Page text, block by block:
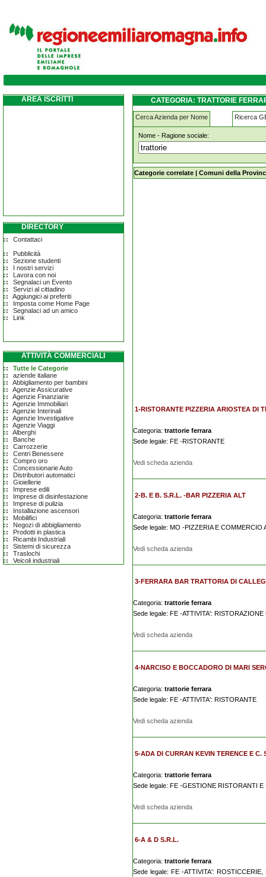
trattorie ferrara
AREA ISCRITTI
DIRECTORY
Contattaci
Pubblicità
Sezione studenti
I nostri servizi
Lavora con noi
Segnalaci un Evento
Servizi al cittadino
Aggiungici ai preferiti
Imposta come Home Page
Segnalaci ad un amico
Link
ATTIVITÀ COMMERCIALI
Tutte le Categorie
aziende italiane
Abbigliamento per bambini
Agenzie Assicurative
Agenzie Finanziarie
Agenzie Immobiliari
Agenzie Interinali
Agenzie Investigative
Agenzie Viaggi
Alberghi
Banche
Carrozzerie
Centri Benessere
Compro oro
Concessionarie Auto
Distributori automatici
Gioiellerie
Imprese edili
Imprese di disinfestazione
Imprese di pulizia
Installazione ascensori
Mobilifici
Negozi di abbigliamento
Prodotti in plastica
Ricambi Industriali
Sistemi di sicurezza
Traslochi
Veicoli industriali
CATEGORIA: TRATTORIE
Cerca Azienda per Nome Ricerca
Nome - Ragione sociale:
trattorie ferrara
Categorie correlate | Comuni della
1-RISTORANTE PIZZERIA ARIOSTEA DI
Categoria: trattorie ferrara
Sede legale: FE -RISTORANTE
Vedi scheda azienda
2-B. E B. S.R.L. -BAR PIZZERIA ALT
Categoria: trattorie ferrara
Sede legale: MO -PIZZERIA E COMMERCIO
Vedi scheda azienda
3-FERRARA BAR TRATTORIA DI
Categoria: trattorie ferrara
Sede legale: FE -ATTIVITA':
Vedi scheda azienda
4-NARCISO E BOCCADORO DI MARI
Categoria: trattorie ferrara
Sede legale: FE -ATTIVITA': RISTORANTE
Vedi scheda azienda
5-ADA DI CURRAN KEVIN TERENCE E C.
Categoria: trattorie ferrara
Sede legale: FE -GESTIONE RISTORANTI E
Vedi scheda azienda
6-A & D S.R.L.
Categoria: trattorie ferrara
Sede legale: FE -ATTIVITA':